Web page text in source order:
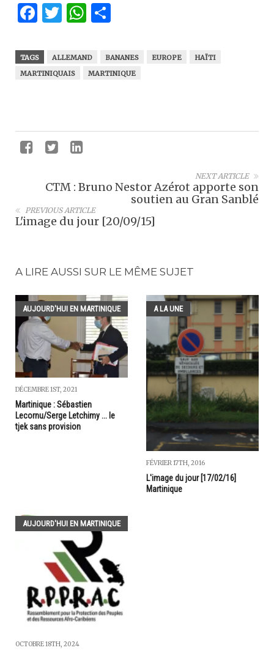
Facebook
Twitter
WhatsApp
TAGS ALLEMAND BANANES EUROPE
HAÏTI
MARTINIQUAIS
MARTINIQUE
NEXT ARTICLE
CTM : Bruno Nestor Azérot apporte son
soutien au Gran Sanblé
PREVIOUS ARTICLE
L'image du jour [20/09/15]
A LIRE AUSSI SUR LE MÊME SUJET
AUJOURD'HUI EN MARTINIQUE
DÉCEMBRE 1ST, 2021
Martinique : Sébastien
Lecornu/Serge Letchimy ... le
tjek sans provision
A LA UNE
FÉVRIER 17TH, 2016
L'image du jour [17/02/16]
Martinique
AUJOURD'HUI EN MARTINIQUE
OCTOBRE 18TH, 2024